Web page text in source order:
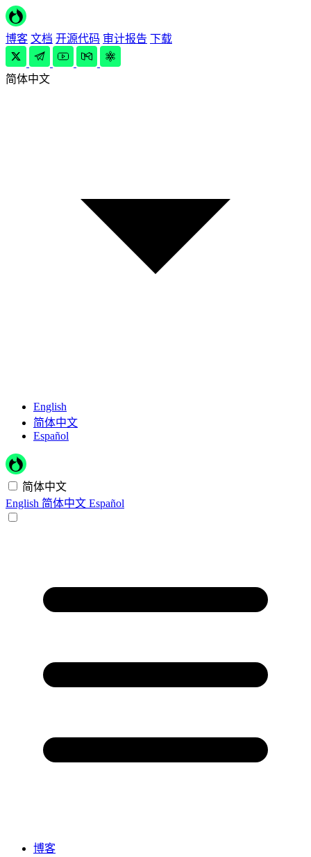
博客 文档 开源代码 审计报告 下载
简体中文
English
简体中文
Español
简体中文
English 简体中文 Español
博客